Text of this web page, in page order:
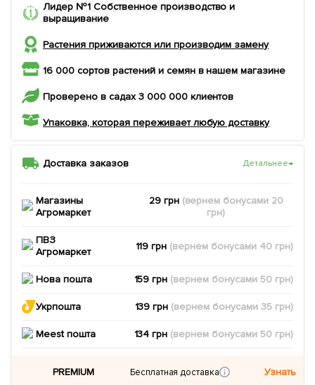
Лидер №1 Собственное производство и
выращивание
Растения приживаются или производим замену
16 000 сортов растений и семян в нашем магазине
Проверено в садах 3 000 000 клиентов
Упаковка, которая переживает любую доставку
Доставка заказов Детальнее→
Магазины
Агромаркет
29 грн (вернем бонусами 20
грн)
ПВЗ
Агромаркет
119 грн (вернем бонусами 40 грн)
Нова пошта 159 грн (вернем бонусами 50 грн)
Укрпошта 139 грн (вернем бонусами35 грн)
Meest пошта 134 грн (вернем бонусами 50 грн)
PREMIUM Бесплатная доставка Узнать